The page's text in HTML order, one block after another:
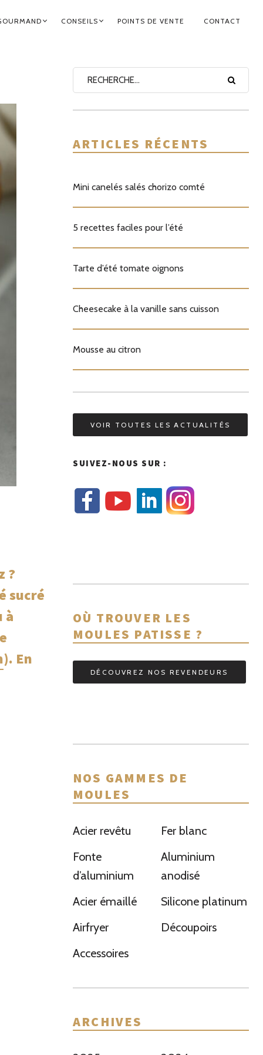
CONSEILS POINTS DE VENTE CONTACT
?
sucré
à
). En
ARTICLES RÉCENTS
Mini canelés salés chorizo comté
5 recettes faciles pour l’été
Tarte d’été tomate oignons
Cheesecake à la vanille sans cuisson
Mousse au citron
VOIR TOUTES LES ACTUALITÉS
SUIVEZ-NOUS SUR :
OÙ TROUVER LES
MOULES PATISSE ?
DÉCOUVREZ NOS REVENDEURS
NOS GAMMES DE
MOULES
Acier revêtu
Fer blanc
Fonte
d’aluminium
Aluminium
anodisé
Acier émaillé
Silicone platinum
Airfryer
Découpoirs
Accessoires
ARCHIVES